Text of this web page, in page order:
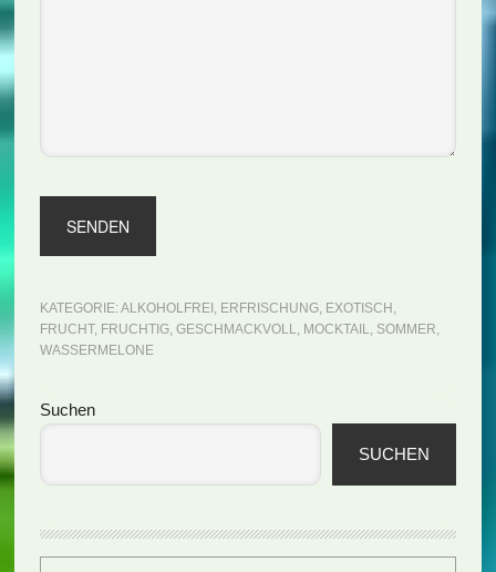
KATEGORIE: ALKOHOLFREI , ERFRISCHUNG, EXOTISCH ,
FRUCHT, FRUCHTIG, GESCHMACKVOLL, MOCKTAIL, SOMMER,
WASSERMELONE
Seitenspalte
Suchen
SUCHEN